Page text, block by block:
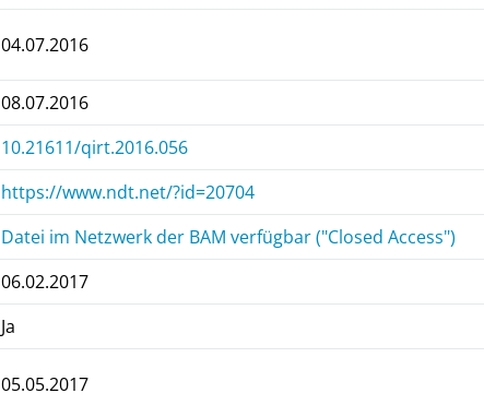
04.07.2016
08.07.2016
10.21611/qirt.2016.056
https://www.ndt.net/?id=20704
Datei im Netzwerk der BAM verfügbar ("Closed Access")
06.02.2017
Ja
05.05.2017